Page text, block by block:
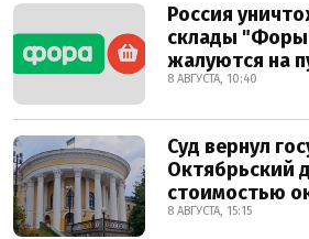
Россия
склады
жалуются на
8 АВГУСТА, 10:40
Суд вернул
Октябрьский
стоимостью
8 АВГУСТА, 15:15